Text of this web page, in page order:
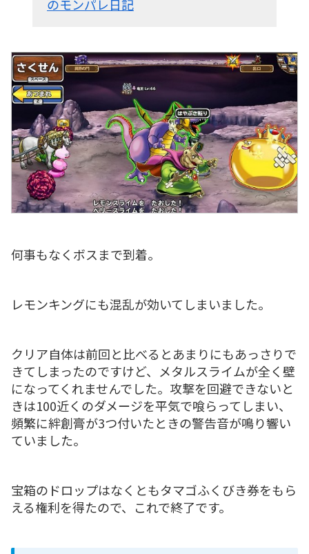
のモンパレ日記
何事もなくボスまで到着。
レモンキングにも混乱が効いてしまいました。
クリア自体は前回と比べるとあまりにもあっさりで
きてしまったのですけど、メタルスライムが全く壁
になってくれませんでした。攻撃を回避できないと
きは100近くのダメージを平気で喰らってしまい、
頻繁に絆創膏が3つ付いたときの警告音が鳴り響い
ていました。
宝箱のドロップはなくともタマゴふくびき券をもら
える権利を得たので、これで終了です。